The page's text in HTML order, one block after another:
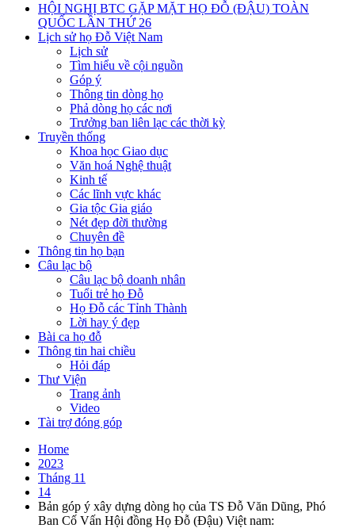
HỘI NGHỊ BTC GẶP MẶT HỌ ĐỖ (ĐẬU) TOÀN
QUỐC LẦN THỨ 26
Lịch sử họ Đỗ Việt Nam
Lịch sử
Tìm hiểu về cội nguồn
Góp ý
Thông tin dòng họ
Phả dòng họ các nơi
Trưởng ban liên lạc các thời kỳ
Truyền thống
Khoa học Giao dục
Văn hoá Nghệ thuật
Kinh tế
Các lĩnh vực khác
Gia tộc Gia giáo
Nét đẹp đời thường
Chuyên đề
Thông tin họ bạn
Câu lạc bộ
Câu lạc bộ doanh nhân
Tuổi trẻ họ Đỗ
Họ Đỗ các Tỉnh Thành
Lời hay ý đẹp
Bài ca họ đỗ
Thông tin hai chiều
Hỏi đáp
Thư Viện
Trang ảnh
Video
Tài trợ đóng góp
Home
2023
Tháng 11
14
Bản góp ý xây dựng dòng họ của TS Đỗ Văn Dũng, Phó
Ban Cố Vấn Hội đồng Họ Đỗ (Đậu) Việt nam: